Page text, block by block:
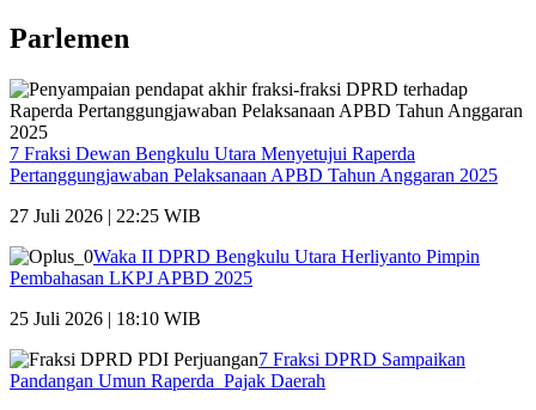
Parlemen
7 Fraksi Dewan Bengkulu Utara Menyetujui Raperda
Pertanggungjawaban Pelaksanaan APBD Tahun Anggaran 2025
27 Juli 2026 | 22:25 WIB
Waka II DPRD Bengkulu Utara Herliyanto Pimpin
Pembahasan LKPJ APBD 2025
25 Juli 2026 | 18:10 WIB
7 Fraksi DPRD Sampaikan
Pandangan Umun Raperda Pajak Daerah